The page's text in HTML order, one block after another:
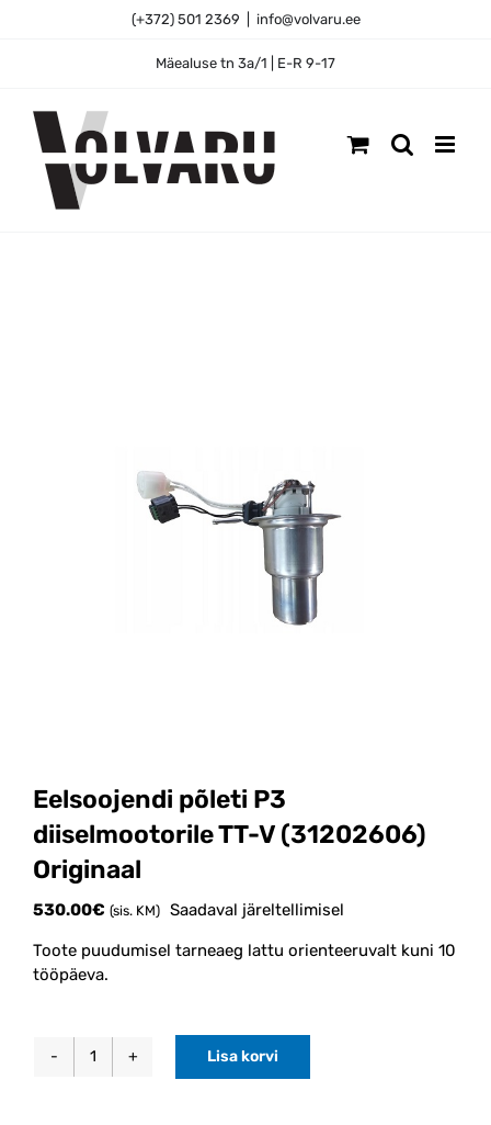
(+372) 501 2369 info@volvaru.ee
Mäealuse tn 3a/1 | E-R 9-17
Eelsoojendi põleti P3
diiselmootorile TT-V (31202606)
Originaal
530.00€ (sis. KM) Saadaval järeltellimisel
Toote puudumisel tarneaeg lattu orienteeruvalt kuni 10
tööpäeva.
Eelsoojendi
Lisa korvi